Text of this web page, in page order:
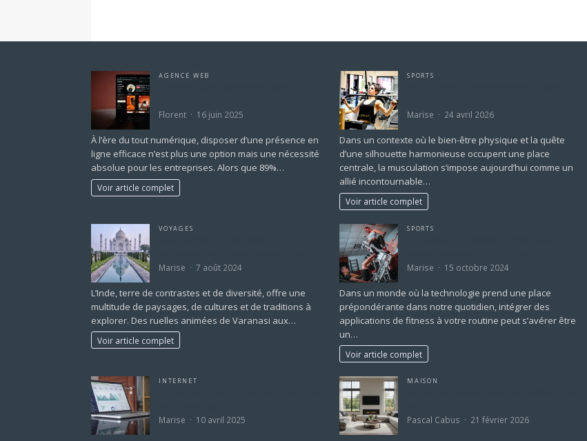
AGENCE WEB
Florent 16 juin 2025
À l’ère du tout numérique, disposer d’une présence en
ligne efficace n’est plus une option mais une nécessité
absolue pour les entreprises. Alors que 89%…
Voir article complet
SPORTS
Marise 24 avril 2026
Dans un contexte où le bien-être physique et la quête
d’une silhouette harmonieuse occupent une place
centrale, la musculation s’impose aujourd’hui comme un
allié incontournable…
Voir article complet
VOYAGES
Marise 7 août 2024
L’Inde, terre de contrastes et de diversité, offre une
multitude de paysages, de cultures et de traditions à
explorer. Des ruelles animées de Varanasi aux…
Voir article complet
SPORTS
Marise 15 octobre 2024
Dans un monde où la technologie prend une place
prépondérante dans notre quotidien, intégrer des
applications de fitness à votre routine peut s’avérer être
un…
Voir article complet
INTERNET
Marise 10 avril 2025
MAISON
Pascal Cabus 21 février 2026